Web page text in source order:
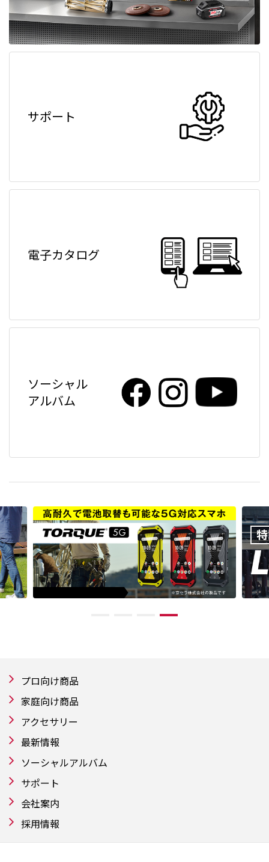
サポート
電子カタログ
ソーシャル
アルバム
プロ向け商品
家庭向け商品
アクセサリー
最新情報
ソーシャルアルバム
サポート
会社案内
採用情報